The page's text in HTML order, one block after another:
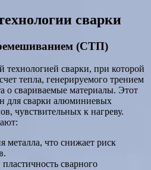
сварки
(СТП)
технологией сварки, при которой
тепла, генерируемого трением
о свариваемые материалы. Этот
для сварки алюминиевых
чувствительных к нагреву.
металла, что снижает риск
сварного